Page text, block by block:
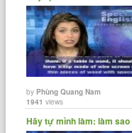
byPhùng Quang Nam
1941 views
Hãy tự mình làm: làm